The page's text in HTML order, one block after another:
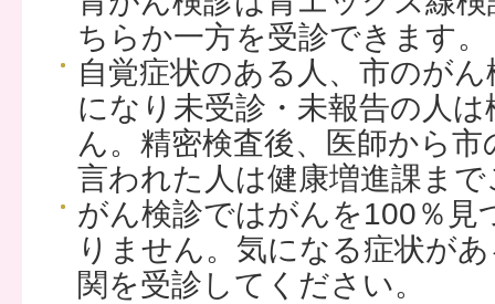
ちらか一方を受診できます。
自覚症状のある人、市のが
になり未受診・未報告の人
ん。精密検査後、医師から
言われた人は健康増進課ま
がん検診ではがんを100％見
りません。気になる症状が
関を受診してください。